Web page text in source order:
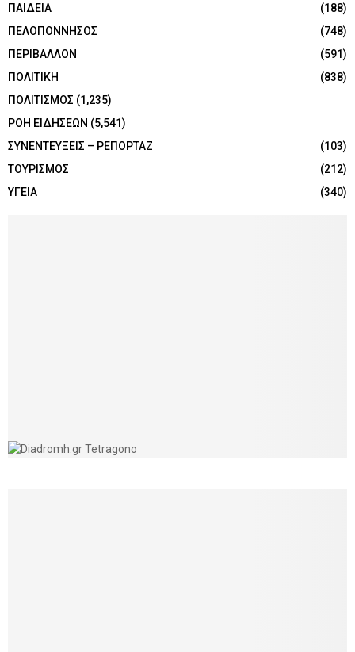
ΠΑΙΔΕΙΑ
(188)
ΠΕΛΟΠΟΝΝΗΣΟΣ
(748)
ΠΕΡΙΒΑΛΛΟΝ
(591)
ΠΟΛΙΤΙΚΗ
(838)
ΠΟΛΙΤΙΣΜΟΣ (1,235)
ΡΟΗ ΕΙΔΗΣΕΩΝ (5,541)
ΣΥΝΕΝΤΕΥΞΕΙΣ – ΡΕΠΟΡΤΑΖ
(103)
ΤΟΥΡΙΣΜΟΣ
(212)
ΥΓΕΙΑ
(340)